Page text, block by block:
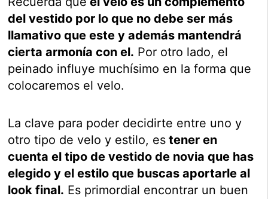
del vestido por lo que no debe ser más
llamativo que este y además mantendrá
cierta armonía con el. Por otro lado, el
peinado influye muchísimo en la forma que
colocaremos el velo.
La clave para poder decidirte entre uno y
otro tipo de velo y estilo, es tener en
cuenta el tipo de vestido de novia que has
elegido y el estilo que buscas aportarle al
look final. Es primordial encontrar un buen